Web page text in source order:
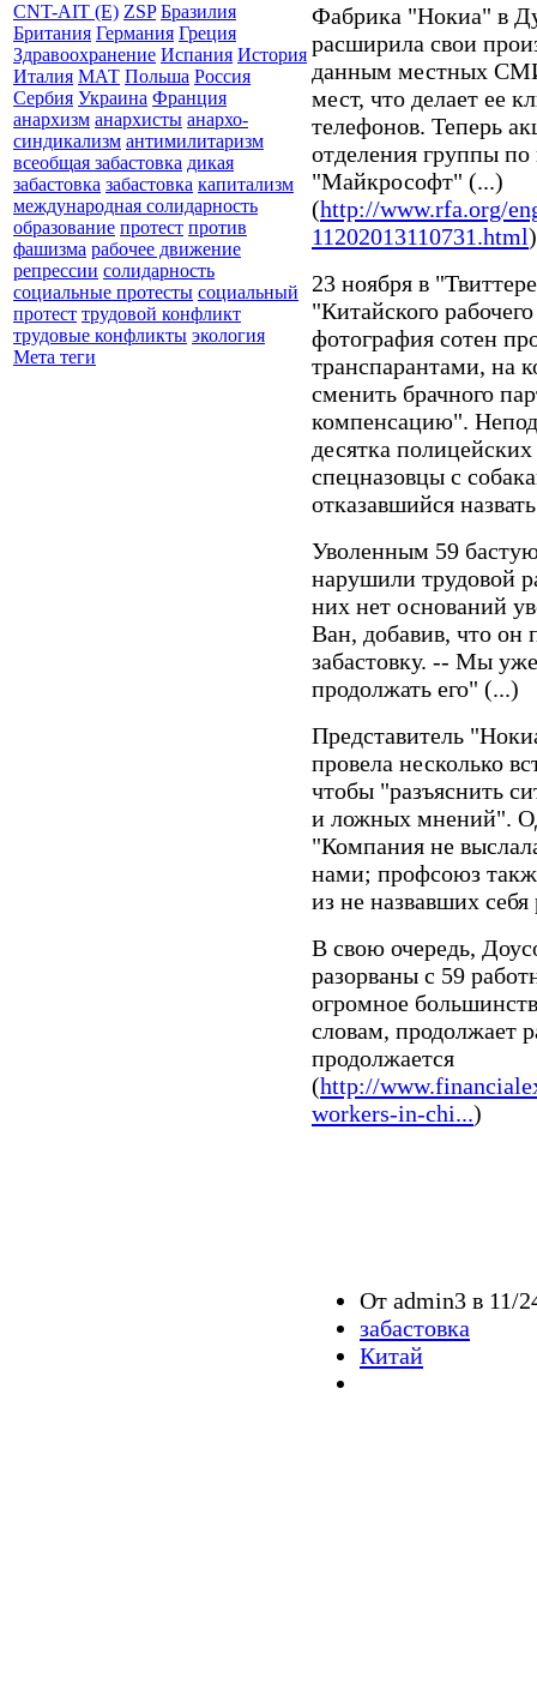
CNT-AIT (E) ZSP Бразилия
Британия Германия Греция
Здравоохранение Испания История
Италия МАТ Польша Россия
Сербия Украина Франция
анархизм анархисты анархо-
синдикализм антимилитаризм
всеобщая забастовка дикая
забастовка забастовка капитализм
международная солидарность
образование протест против
фашизма рабочее движение
репрессии солидарность
социальные протесты социальный
протест трудовой конфликт
трудовые конфликты экология
Мета теги
Фабрика "Нокиа" в
расширила свои
данным местных
мест, что делает ее
телефонов. Теперь
отделения группы по
"Майкрософт" (...)
(http://www.rfa.org/
11202013110731.html
23 ноября в
"Китайского
фотография сотен
транспарантами, на
сменить брачного
компенсацию".
десятка
спецназовцы с
отказавшийся
Уволенным 59
нарушили трудовой
них нет оснований
Ван, добавив, что он
забастовку. -- Мы
продолжать его" (...)
Представитель
провела несколько
чтобы "разъяснить
и ложных мнений".
"Компания не
нами; профсоюз
из не назвавших себя
В свою очередь,
разорваны с 59
огромное
словам, продолжает
продолжается
(http://
workers-in-chi...)
От admin3 в 11/
забастовка
Китай